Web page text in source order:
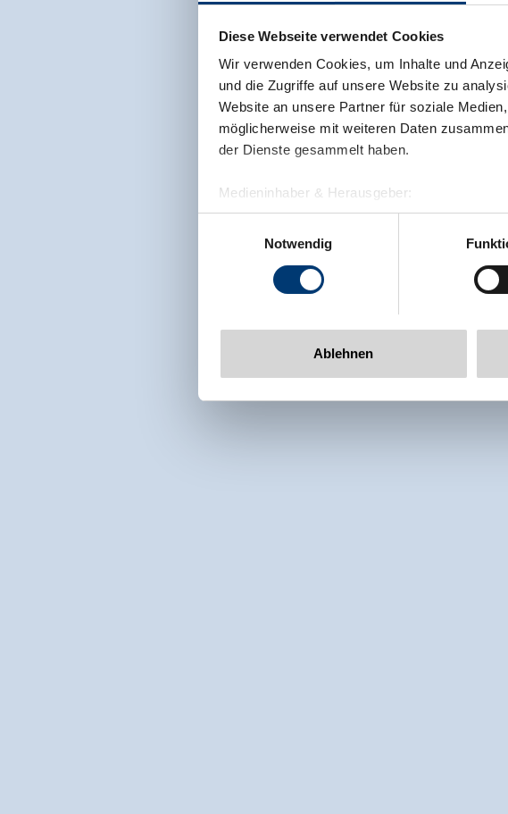
Diese Webseite verwendet Cookies
Wir verwenden Cookies, um Inhalte und
und die Zugriffe auf unsere Website zu
Website an unsere Partner für soziale
möglicherweise mit weiteren Daten
der Dienste gesammelt haben.
Medieninhaber & Herausgeber:
Zeller Bergbahnen Zillertal GmbH & Co KG
Rohr 23// A-6280 Zell am Ziller
www.zillertalarena.com
Notwendig
Ablehnen